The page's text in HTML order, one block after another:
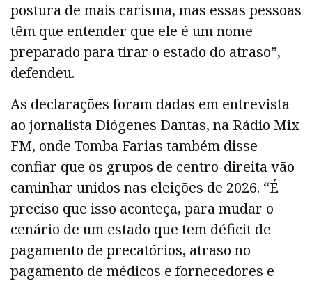
postura de mais carisma, mas essas pessoas
têm que entender que ele é um nome
preparado para tirar o estado do atraso”,
defendeu.
As declarações foram dadas em entrevista
ao jornalista Diógenes Dantas, na Rádio Mix
FM, onde Tomba Farias também disse
confiar que os grupos de centro-direita vão
caminhar unidos nas eleições de 2026. “É
preciso que isso aconteça, para mudar o
cenário de um estado que tem déficit de
pagamento de precatórios, atraso no
pagamento de médicos e fornecedores e